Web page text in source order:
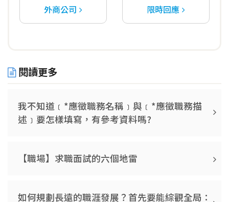
外商公司 限時回應
閱讀更多
我不知道﹝*應徵職務名稱﹞與﹝*應徵職務描
述﹞要怎樣填寫，有參考資料嗎?
【職場】求職面試的六個地雷
如何規劃長遠的職涯發展？首先要能綜觀全局：